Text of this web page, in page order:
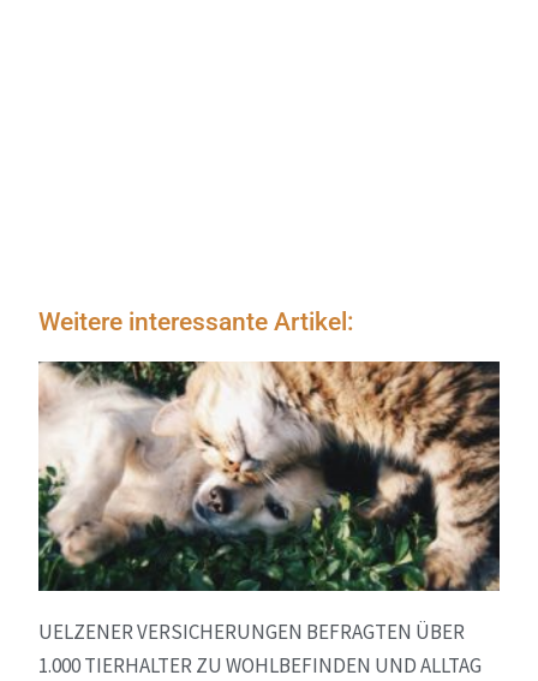
Weitere interessante Artikel:
UELZENER VERSICHERUNGEN BEFRAGTEN ÜBER
1.000 TIERHALTER ZU WOHLBEFINDEN UND ALLTAG